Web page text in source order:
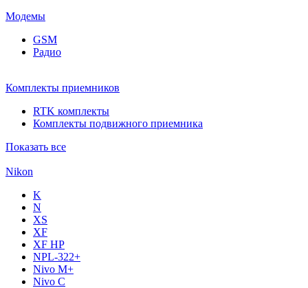
Модемы
GSM
Радио
Комплекты приемников
RTK комплекты
Комплекты подвижного приемника
Показать все
Nikon
K
N
XS
XF
XF НР
NPL-322+
Nivo M+
Nivo C